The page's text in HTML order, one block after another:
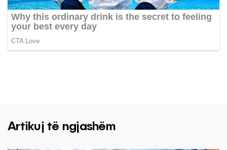
Artikuj të ngjashëm